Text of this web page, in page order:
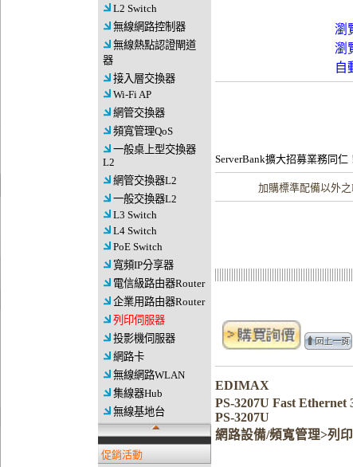
L2 Switch
無線網路控制器
無線熱點認證閘道
器
接入層交換器
Wi-Fi AP
網管交換器
頻寬管理QoS
一般桌上型交換器
L2
網管交換器L2
一般交換器L2
L3 Switch
L4 Switch
PoE Switch
寬頻IP分享器
電信級路由器Router
企業用路由器Router
列印伺服器
投影機伺服器
網路卡
無線網路WLAN
集線器Hub
無線基地台
促銷活動
瀏
瀏
自
ServerBank擴大招募業務同仁
加購標準配備以外
EDIMAX
PS-3207U Fast
PS-3207U
網路設備/頻寬管理>列